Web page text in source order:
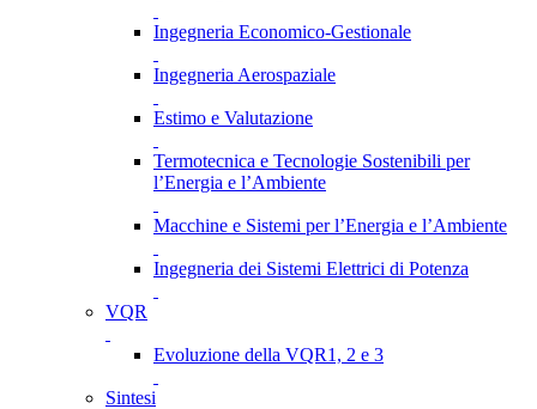
Ingegneria Economico-Gestionale
Ingegneria Aerospaziale
Estimo e Valutazione
Termotecnica e Tecnologie Sostenibili per
l’Energia e l’Ambiente
Macchine e Sistemi per l’Energia e l’Ambiente
Ingegneria dei Sistemi Elettrici di Potenza
VQR
Evoluzione della VQR1, 2 e 3
Sintesi